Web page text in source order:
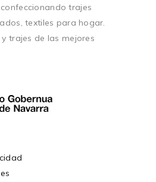
trajes
textiles para hogar.
trajes de las mejores